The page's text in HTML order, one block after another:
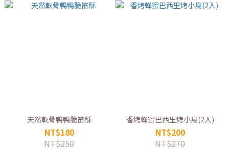
天然軟骨鴨鴨脆笛酥
NT$180
NT$250
香烤蜂蜜巴西里烤小鳥(2入)
NT$200
NT$270